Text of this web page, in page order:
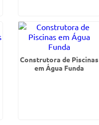
Construtora de Piscinas
em Água Funda